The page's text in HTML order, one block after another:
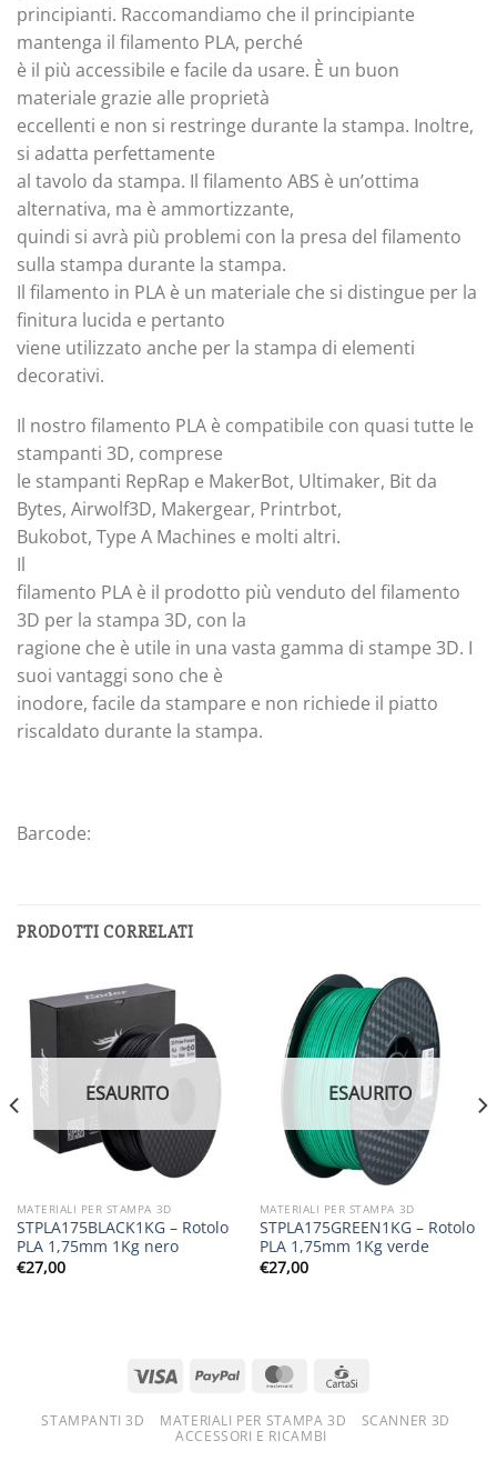
principianti. Raccomandiamo che il principiante
mantenga il filamento PLA, perché
è il più accessibile e facile da usare. È un buon
materiale grazie alle proprietà
eccellenti e non si restringe durante la stampa. Inoltre,
si adatta perfettamente
al tavolo da stampa. Il filamento ABS è un’ottima
alternativa, ma è ammortizzante,
quindi si avrà più problemi con la presa del filamento
sulla stampa durante la stampa.
Il filamento in PLA è un materiale che si distingue per la
finitura lucida e pertanto
viene utilizzato anche per la stampa di elementi
decorativi.
Il nostro filamento PLA è compatibile con quasi tutte le
stampanti 3D, comprese
le stampanti RepRap e MakerBot, Ultimaker, Bit da
Bytes, Airwolf3D, Makergear, Printrbot,
Bukobot, Type A Machines e molti altri.
Il
filamento PLA è il prodotto più venduto del filamento
3D per la stampa 3D, con la
ragione che è utile in una vasta gamma di stampe 3D. I
suoi vantaggi sono che è
inodore, facile da stampare e non richiede il piatto
riscaldato durante la stampa.
Barcode:
PRODOTTI CORRELATI
ESAURITO
MATERIALI PER STAMPA 3D
STPLA175BLACK1KG – Rotolo
PLA 1,75mm 1Kg nero
€27,00
ESAURITO
MATERIALI PER STAMPA 3D
STPLA175GREEN1KG – Rotolo
PLA 1,75mm 1Kg verde
€27,00
STAMPANTI 3D MATERIALI PER STAMPA 3D
SCANNER 3D
ACCESSORI E RICAMBI